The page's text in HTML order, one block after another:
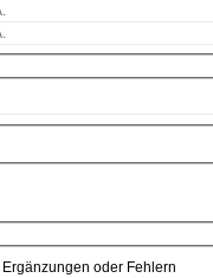
oder Fehlern